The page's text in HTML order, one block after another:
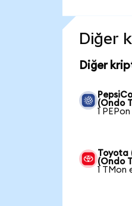
Diğer
Diğer
(Ondo
1
Toyota
(Ondo
1 TMon